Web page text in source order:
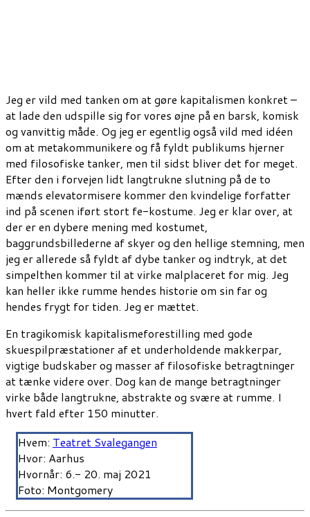
Jeg er vild med tanken om at gøre kapitalismen konkret –
at lade den udspille sig for vores øjne på en barsk, komisk
og vanvittig måde. Og jeg er egentlig også vild med idéen
om at metakommunikere og få fyldt publikums hjerner
med filosofiske tanker, men til sidst bliver det for meget.
Efter den i forvejen lidt langtrukne slutning på de to
mænds elevatormisere kommer den kvindelige forfatter
ind på scenen iført stort fe-kostume. Jeg er klar over, at
der er en dybere mening med kostumet,
baggrundsbillederne af skyer og den hellige stemning, men
jeg er allerede så fyldt af dybe tanker og indtryk, at det
simpelthen kommer til at virke malplaceret for mig. Jeg
kan heller ikke rumme hendes historie om sin far og
hendes frygt for tiden. Jeg er mættet.
En tragikomisk kapitalismeforestilling med gode
skuespilpræstationer af et underholdende makkerpar,
vigtige budskaber og masser af filosofiske betragtninger
at tænke videre over. Dog kan de mange betragtninger
virke både langtrukne, abstrakte og svære at rumme. I
hvert fald efter 150 minutter.
Hvem: Teatret Svalegangen
Hvor: Aarhus
Hvornår: 6.- 20. maj 2021
Foto: Montgomery